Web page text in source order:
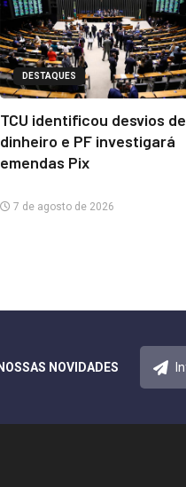
DESTAQUES
TCU identificou desvios de
dinheiro e PF investigará
emendas Pix
7 de agosto de 2026
NOVIDADES